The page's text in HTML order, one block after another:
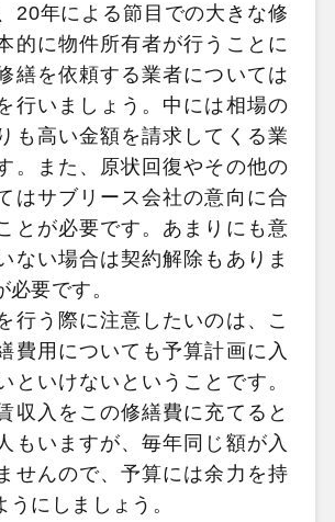
20年による節目での大きな修
的に物件所有者が行うことに
繕を依頼する業者については
行いましょう。中には相場の
も高い金額を請求してくる業
。また、原状回復やその他の
はサブリース会社の意向に合
とが必要です。あまりにも意
ない場合は契約解除もありま
要です。
行う際に注意したいのは、こ
費用についても予算計画に入
といけないということです。
収入をこの修繕費に充てると
もいますが、毎年同じ額が入
せんので、予算には余力を持
うにしましょう。